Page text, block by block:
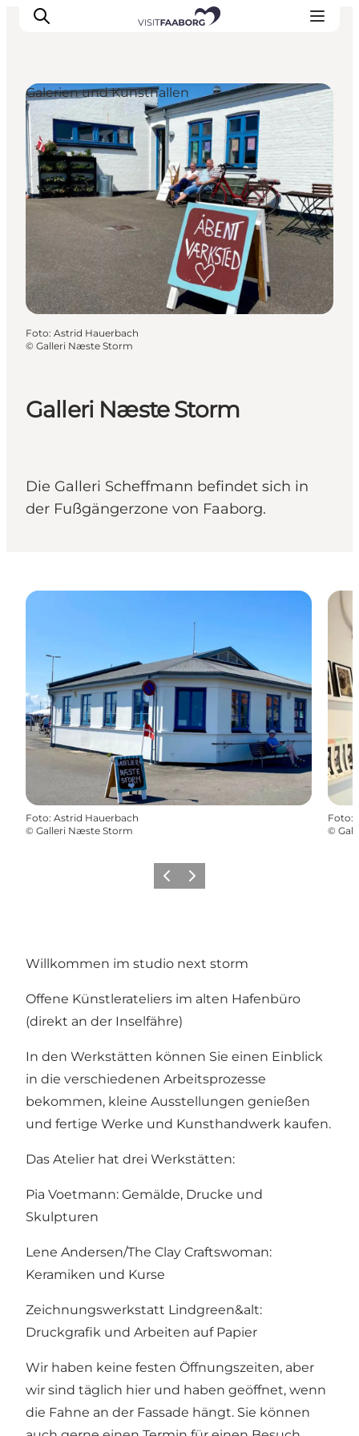
Unterkünfte
Gastronomie
Erlebnisse
Inselhüpfen
Outdoor
Kalender
Galleri Næste Storm
Die Galleri Scheffmann befindet sich in
der Fußgängerzone von Faaborg.
Galerien und Kunsthallen
Foto: Astrid Hauerbach
© Galleri Næste Storm
Foto: Astrid Hauerbach
© Galleri Næste Storm
Foto:
©
Vorherige Folie
Nächste Folie
Willkommen im studio next storm
Offene Künstlerateliers im alten Hafenbüro
(direkt an der Inselfähre)
In den Werkstätten können Sie einen Einblick
in die verschiedenen Arbeitsprozesse
bekommen, kleine Ausstellungen genießen
und fertige Werke und Kunsthandwerk kaufen.
Das Atelier hat drei Werkstätten:
Pia Voetmann: Gemälde, Drucke und
Skulpturen
Lene Andersen/The Clay Craftswoman:
Keramiken und Kurse
Zeichnungswerkstatt Lindgreen&alt:
Druckgrafik und Arbeiten auf Papier
Wir haben keine festen Öffnungszeiten, aber
wir sind täglich hier und haben geöffnet, wenn
die Fahne an der Fassade hängt. Sie können